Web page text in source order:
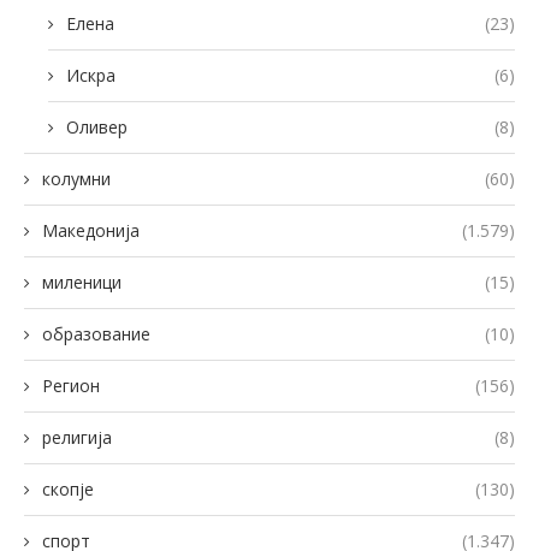
Елена (23)
Искра (6)
Оливер (8)
колумни (60)
Македонија (1.579)
миленици (15)
образование (10)
Регион (156)
религија (8)
скопје (130)
спорт (1.347)